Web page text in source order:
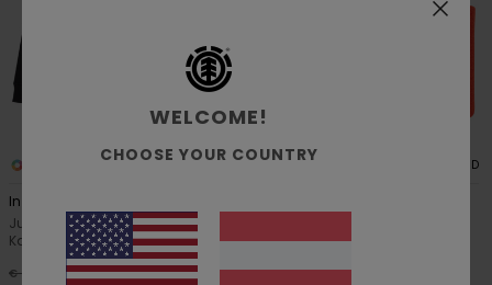
RECYCLED
Inner Workings
Jungen 8-16 Schwarz
Kapuzenpulli
€ 60,00 63%
4 RECYCLED
WELCOME!
CHOOSE YOUR COUNTRY